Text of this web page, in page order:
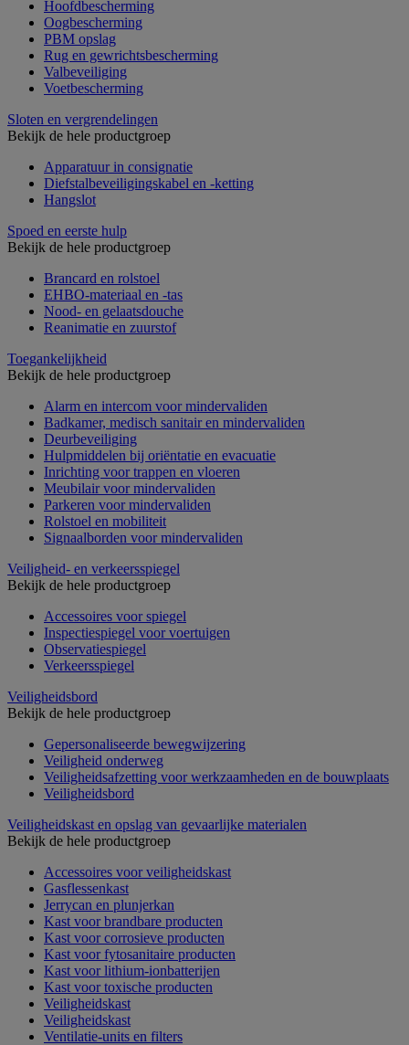
Hoofdbescherming
Oogbescherming
PBM opslag
Rug en gewrichtsbescherming
Valbeveiliging
Voetbescherming
Sloten en vergrendelingen
Bekijk de hele productgroep
Apparatuur in consignatie
Diefstalbeveiligingskabel en -ketting
Hangslot
Spoed en eerste hulp
Bekijk de hele productgroep
Brancard en rolstoel
EHBO-materiaal en -tas
Nood- en gelaatsdouche
Reanimatie en zuurstof
Toegankelijkheid
Bekijk de hele productgroep
Alarm en intercom voor mindervaliden
Badkamer, medisch sanitair en mindervaliden
Deurbeveiliging
Hulpmiddelen bij oriëntatie en evacuatie
Inrichting voor trappen en vloeren
Meubilair voor mindervaliden
Parkeren voor mindervaliden
Rolstoel en mobiliteit
Signaalborden voor mindervaliden
Veiligheid- en verkeersspiegel
Bekijk de hele productgroep
Accessoires voor spiegel
Inspectiespiegel voor voertuigen
Observatiespiegel
Verkeersspiegel
Veiligheidsbord
Bekijk de hele productgroep
Gepersonaliseerde bewegwijzering
Veiligheid onderweg
Veiligheidsafzetting voor werkzaamheden en de bouwplaats
Veiligheidsbord
Veiligheidskast en opslag van gevaarlijke materialen
Bekijk de hele productgroep
Accessoires voor veiligheidskast
Gasflessenkast
Jerrycan en plunjerkan
Kast voor brandbare producten
Kast voor corrosieve producten
Kast voor fytosanitaire producten
Kast voor lithium-ionbatterijen
Kast voor toxische producten
Veiligheidskast
Veiligheidskast
Ventilatie-units en filters